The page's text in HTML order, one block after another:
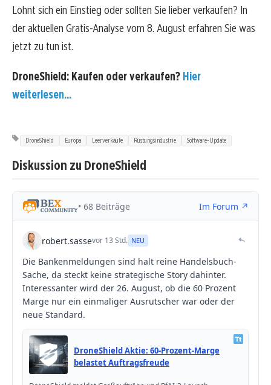
Lohnt sich ein Einstieg oder sollten Sie lieber verkaufen? In
der aktuellen Gratis-Analyse vom 8. August erfahren Sie was
jetzt zu tun ist.
DroneShield: Kaufen oder verkaufen? Hier
weiterlesen...
DroneShield Europa Leerverkäufe Rüstungsindustrie Software-Update
Diskussion zu DroneShield